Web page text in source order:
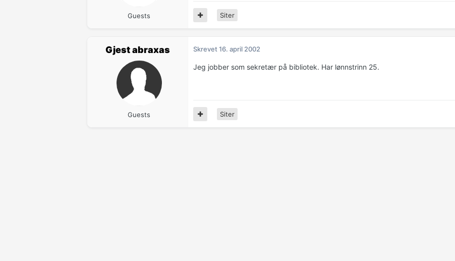
Guests Siter
Gjest abraxas
Guests
Skrevet16. april 2002
Jeg jobber som sekretær på bibliotek. Har lønnstrinn 25.
Siter